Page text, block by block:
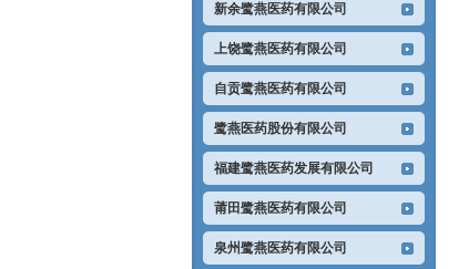
新余鹭燕医药有限公司
上饶鹭燕医药有限公司
自贡鹭燕医药有限公司
鹭燕医药股份有限公司
福建鹭燕医药发展有限公司
莆田鹭燕医药有限公司
泉州鹭燕医药有限公司